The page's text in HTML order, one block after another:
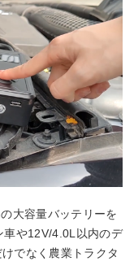
大容量バッテリーを
車や12V/4.0L以内のデ
でなく農業トラクタ